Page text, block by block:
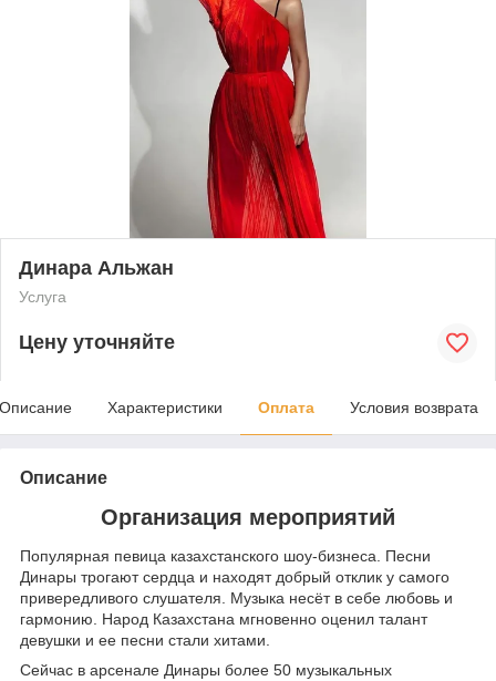
Динара Альжан
Услуга
Цену уточняйте
Описание Характеристики Оплата Условия возврата
Описание
Организация мероприятий
Популярная певица казахстанского шоу-бизнеса. Песни
Динары трогают сердца и находят добрый отклик у самого
привередливого слушателя. Музыка несёт в себе любовь и
гармонию. Народ Казахстана мгновенно оценил талант
девушки и ее песни стали хитами.
Сейчас в арсенале Динары более 50 музыкальных